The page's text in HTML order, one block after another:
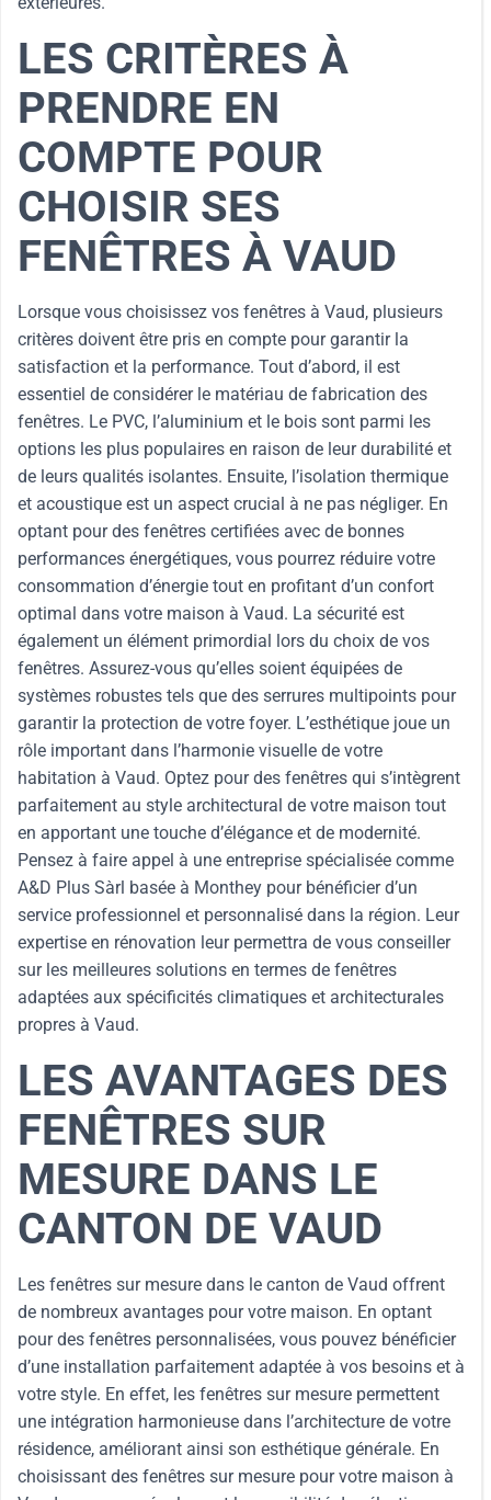
LES CRITÈRES À
PRENDRE EN
COMPTE POUR
CHOISIR SES
FENÊTRES À VAUD
Lorsque vous choisissez vos fenêtres à Vaud, plusieurs
critères doivent être pris en compte pour garantir la
satisfaction et la performance. Tout d’abord, il est
essentiel de considérer le matériau de fabrication des
fenêtres. Le PVC, l’aluminium et le bois sont parmi les
options les plus populaires en raison de leur durabilité et
de leurs qualités isolantes. Ensuite, l’isolation thermique
et acoustique est un aspect crucial à ne pas négliger. En
optant pour des fenêtres certifiées avec de bonnes
performances énergétiques, vous pourrez réduire votre
consommation d’énergie tout en profitant d’un confort
optimal dans votre maison à Vaud. La sécurité est
également un élément primordial lors du choix de vos
fenêtres. Assurez-vous qu’elles soient équipées de
systèmes robustes tels que des serrures multipoints pour
garantir la protection de votre foyer. L’esthétique joue un
rôle important dans l’harmonie visuelle de votre
habitation à Vaud. Optez pour des fenêtres qui s’intègrent
parfaitement au style architectural de votre maison tout
en apportant une touche d’élégance et de modernité.
Pensez à faire appel à une entreprise spécialisée comme
A&D Plus Sàrl basée à Monthey pour bénéficier d’un
service professionnel et personnalisé dans la région. Leur
expertise en rénovation leur permettra de vous conseiller
sur les meilleures solutions en termes de fenêtres
adaptées aux spécificités climatiques et architecturales
propres à Vaud.
LES AVANTAGES DES
FENÊTRES SUR
MESURE DANS LE
CANTON DE VAUD
Les fenêtres sur mesure dans le canton de Vaud offrent
de nombreux avantages pour votre maison. En optant
pour des fenêtres personnalisées, vous pouvez bénéficier
d’une installation parfaitement adaptée à vos besoins et à
votre style. En effet, les fenêtres sur mesure permettent
une intégration harmonieuse dans l’architecture de votre
résidence, améliorant ainsi son esthétique générale. En
choisissant des fenêtres sur mesure pour votre maison à